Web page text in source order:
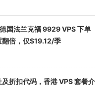
国法兰克福 9929 VPS 下单
倍，仅$19.12/季
折扣代码，香港 VPS 套餐介